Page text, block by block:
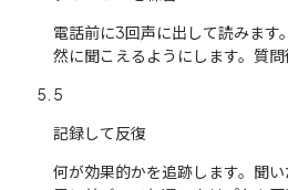
電話前に3回声に出して読みます
然に聞こえるようにします。質問
5
記録して反復
何が効果的かを追跡します。聞